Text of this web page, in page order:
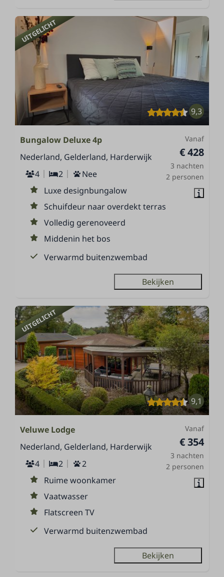
UITGELICHT
9,3
Vanaf
€ 428
3 nachten
2 personen
Bungalow Deluxe 4p
Nederland, Gelderland, Harderwijk
4
2
Nee
Luxe designbungalow
Schuifdeur naar overdekt terras
Volledig gerenoveerd
Middenin het bos
Verwarmd buitenzwembad
Bekijken
UITGELICHT
9,1
Vanaf
€ 354
3 nachten
2 personen
Veluwe Lodge
Nederland, Gelderland, Harderwijk
4
2
2
Ruime woonkamer
Vaatwasser
Flatscreen TV
Verwarmd buitenzwembad
Bekijken